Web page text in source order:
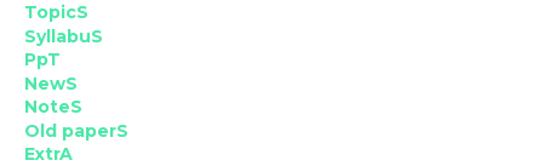
TopicS
SyllabuS
PpT
NewS
NoteS
Old paperS
ExtrA